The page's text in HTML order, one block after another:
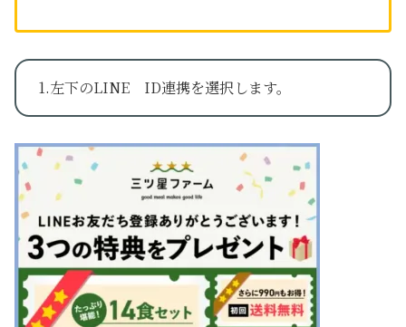
1.左下のLINE ID連携を選択します。